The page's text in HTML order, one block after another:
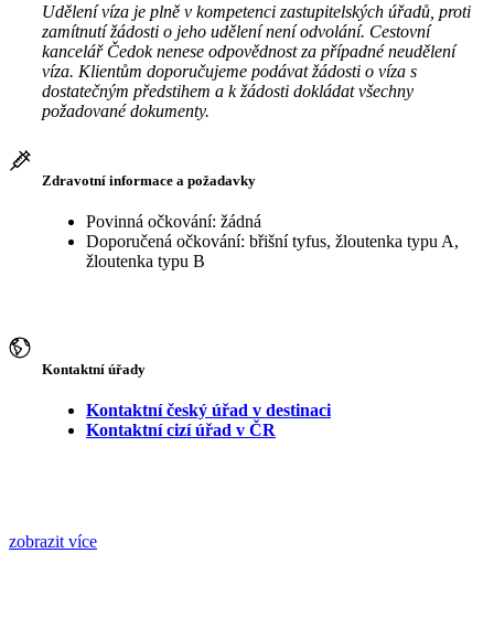
Udělení víza je plně v kompetenci zastupitelských úřadů, proti
zamítnutí žádosti o jeho udělení není odvolání. Cestovní
kancelář Čedok nenese odpovědnost za případné neudělení
víza. Klientům doporučujeme podávat žádosti o víza s
dostatečným předstihem a k žádosti dokládat všechny
požadované dokumenty.
Zdravotní informace a požadavky
Povinná očkování: žádná
Doporučená očkování: břišní tyfus, žloutenka typu A,
žloutenka typu B
Kontaktní úřady
Kontaktní český úřad v destinaci
Kontaktní cizí úřad v ČR
zobrazit více